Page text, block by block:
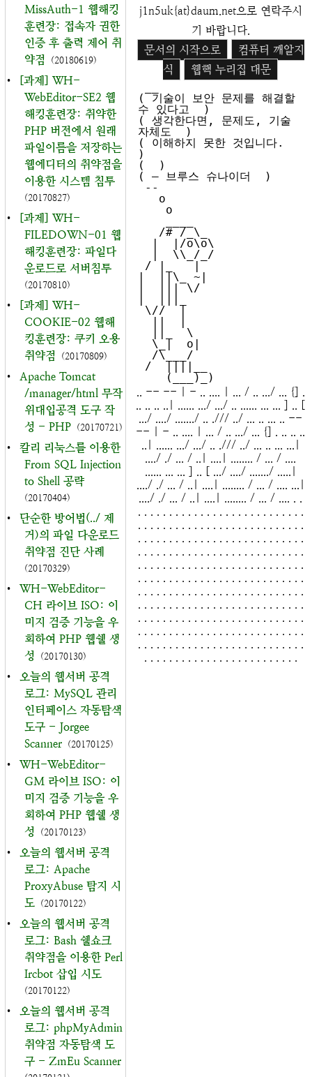
MissAuth-1 웹해킹
훈련장: 접속자 권한
인증 후 출력 제어 취
약점
(20180619)
•
[과제] WH-
WebEditor-SE2 웹
해킹훈련장: 취약한
PHP 버전에서 원래
파일이름을 저장하는
웹에디터의 취약점을
이용한 시스템 침투
(20170827)
•
[과제] WH-
FILEDOWN-01 웹
해킹훈련장: 파일다
운로드로 서버침투
(20170810)
•
[과제] WH-
COOKIE-02 웹해
킹훈련장: 쿠키 오용
취약점
(20170809)
•
Apache Tomcat
/manager/html 무작
위대입공격 도구 작
성 - PHP (20170721)
•
칼리 리눅스를 이용한
From SQL Injection
to Shell 공략
(20170404)
•
단순한 방어법(../ 제
거)의 파일 다운로드
취약점 진단 사례
(20170329)
•
WH-WebEditor-
CH 라이브 ISO: 이
미지 검증 기능을 우
회하여 PHP 웹쉘 생
성
(20170130)
•
오늘의 웹서버 공격
로그: MySQL 관리
인터페이스 자동탐색
도구 - Jorgee
Scanner (20170125)
•
WH-WebEditor-
GM 라이브 ISO: 이
미지 검증 기능을 우
회하여 PHP 웹쉘 생
성
(20170123)
•
오늘의 웹서버 공격
로그: Apache
ProxyAbuse 탐지 시
도 (20170122)
•
오늘의 웹서버 공격
로그: Bash 쉘쇼크
취약점을 이용한 Perl
Ircbot 삽입 시도
(20170122)
•
오늘의 웹서버 공격
로그: phpMyAdmin
취약점 자동탐색 도
구 - ZmEu Scanner
j1n5uk{at}daum.net으로 연락주시
기 바랍니다.
문서의 시작으로
컴퓨터 깨알지
식
웹핵 누리집 대문
( 기술이 보안 문제를 해결할
수 있다고  )
( 생각한다면, 문제도, 기술
자체도  )
( 이해하지 못한 것입니다.
)
(  )
( – 브루스 슈나이더  )
|  ||\_ ~|
|  ||| \/
\//  |
.. -- -- | - .. .... | ... / .. .../ ... {] .
.. .. .. ..| ...... .../ .../ .. ...... ... ... ] .. [
.../ ..../ ......./ .. ./// ../ ... .. ... .. --
-- | - .. .... | ... / .. .../ ... {] . .. .. ..
..| ...... .../ .../ .. ./// ../ ... .. ... ...|
..../ ./ ... / ..| ....| ........ / ... / ....
...... ... ... ] .. [ .../ ..../ ......./ .....|
..../ ./ ... / ..| ....| ........ / ... / .... ...|
..../ ./ ... / ..| ....| ........ / ... / .... . .
. . . . . . . . . . . . . . . . . . . . . . . . . . .
. . . . . . . . . . . . . . . . . . . . . . . . . . .
. . . . . . . . . . . . . . . . . . . . . . . . . . .
. . . . . . . . . . . . . . . . . . . . . . . . . . .
. . . . . . . . . . . . . . . . . . . . . . . . . . .
. . . . . . . . . . . . . . . . . . . . . . . . . . .
. . . . . . . . . . . . . . . . . . . . . . . . . . .
. . . . . . . . . . . . . . . . . . . . . . . . . . .
. . . . . . . . . . . . . . . . . . . . . . . . . . .
. . . . . . . . . . . . . . . . . . . . . . . . . . .
. . . . . . . . . . . . . . . . . . . . . . . . . . .
. . . . . . . . . . . . . . . . . . . . . . . . .